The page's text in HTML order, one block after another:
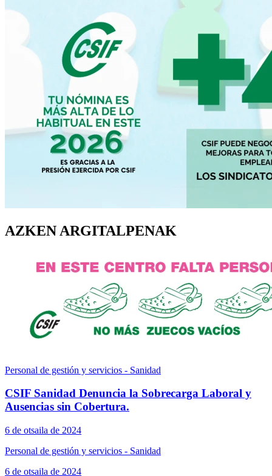
AZKEN ARGITALPENAK
Personal de gestión y servicios - Sanidad
CSIF Sanidad Denuncia la Sobrecarga Laboral y
Ausencias sin Cobertura.
6 de otsaila de 2024
Personal de gestión y servicios - Sanidad
6 de otsaila de 2024